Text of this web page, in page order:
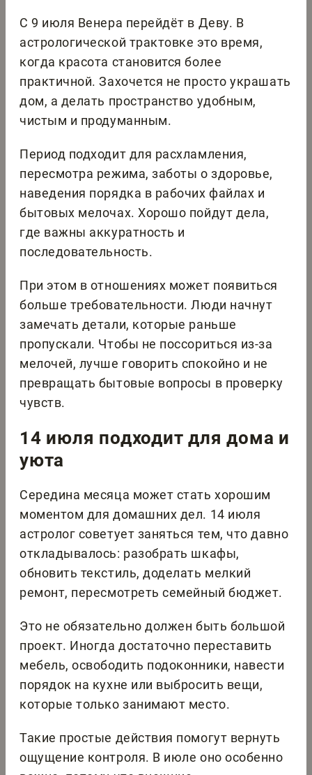
С 9 июля Венера перейдёт в Деву. В
астрологической трактовке это время,
когда красота становится более
практичной. Захочется не просто украшать
дом, а делать пространство удобным,
чистым и продуманным.
Период подходит для расхламления,
пересмотра режима, заботы о здоровье,
наведения порядка в рабочих файлах и
бытовых мелочах. Хорошо пойдут дела,
где важны аккуратность и
последовательность.
При этом в отношениях может появиться
больше требовательности. Люди начнут
замечать детали, которые раньше
пропускали. Чтобы не поссориться из-за
мелочей, лучше говорить спокойно и не
превращать бытовые вопросы в проверку
чувств.
14 июля подходит для дома и
уюта
Середина месяца может стать хорошим
моментом для домашних дел. 14 июля
астролог советует заняться тем, что давно
откладывалось: разобрать шкафы,
обновить текстиль, доделать мелкий
ремонт, пересмотреть семейный бюджет.
Это не обязательно должен быть большой
проект. Иногда достаточно переставить
мебель, освободить подоконники, навести
порядок на кухне или выбросить вещи,
которые только занимают место.
Такие простые действия помогут вернуть
ощущение контроля. В июле оно особенно